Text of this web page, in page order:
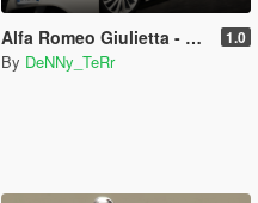
Alfa Romeo Giulietta - Polizia Locale Milano 1.0
By DeNNy_TeRr